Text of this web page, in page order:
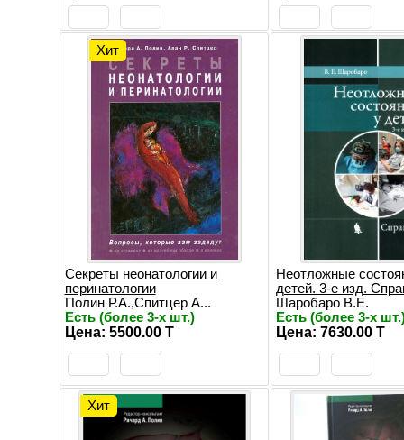
Хит
Секреты неонатологии и
перинатологии
Полин Р.А.,Спитцер А...
Есть (более 3-х шт.)
Цена: 5500.00 T
Неотложные
детей. 3-е изд.
Шаробаро В.Е.
Есть (более 3-х
Цена: 7630.00 T
Хит